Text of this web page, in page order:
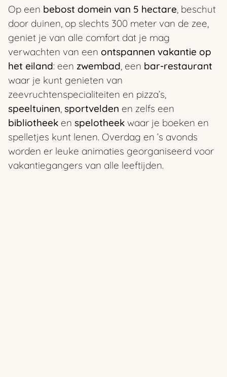
Op een bebost domein van 5 hectare , beschut
door duinen, op slechts 300 meter van de zee,
geniet je van alle comfort dat je mag
verwachten van een ontspannen vakantie op
het eiland: een zwembad , een bar-restaurant
waar je kunt genieten van
zeevruchtenspecialiteiten en pizza’s,
speeltuinen sportvelden en zelfs een
bibliotheek en spelotheek waar je boeken en
spelletjes kunt lenen. Overdag en ’s avonds
worden er leuke animaties georganiseerd voor
vakantiegangers van alle leeftijden.